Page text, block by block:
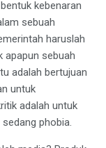
kebenaran
sebuah
haruslah
apapun sebuah
adalah bertujuan
untuk
adalah untuk
phobia.